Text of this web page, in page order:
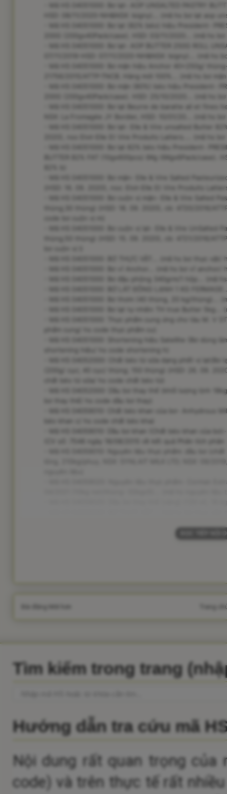
HSD: 08/11/2020-NH&NSX: Isigny)... (mã hs bơ lạt aop
- Mã HS 04051000: Bơ lạt (82% béo) hiệu President-
- Mã HS 04051000: Bơ lạt- AOP BUTTER 250G ROLL
07/11/2019-HSD: 07/11/2020-NH&NSX: Isigny)... (mã
- Mã HS 04051000: Bơ mặn hiệu Anchor 40x250g/
- Mã HS 04051000: Bơ mặn (80%) béo hiệu President-
- Mã HS 04051000: Bơ lạt Beurre de baratte ail et fines
- Mã HS 04051000: Bơ lạt- Elle & Vire unsalted Butter
- Mã HS 04051000: Bơ lạt 82% béo hiệu President-
BUTTER 82% FAT (10gx600pcs) 6Kg (6Kgx6Pack/
- Mã HS 04051000: Bơ mặn- Elle & Vire Salted
(HSD: 16. 09. 2020), nsx: Elvir-Elle Et Vire Produits
- Mã HS 04051000: Bơ cuộn vị mặn- Elle & Vire Salted
thùng;30 thùng) (HSD: 18. 09. 2020), cb: 4720/2016/
- Mã HS 04051000: Bơ cuộn vị lạt- Elle & Vire UnSalted
thùng;50 thùng) (HSD: 15. 09. 2020), cb: 4721/2016/
- Mã HS 04051000: BƠ THỰC VẬT... (mã hs bơ thực
- Mã HS 04051000: Bơ vĩ Anchor... (mã hs bơ vĩ anchor/
- Mã HS 04051000: Bơ đậu phộng 340grm/1 hộp... (mã
- Mã HS 04051000: BƠ LÁT ĐÔNG LẠNH 1 KG
- Mã HS 04051000: Bơ thơm (40 thùng, 20 kg/thùng)...
- Mã HS 04051000: Bơ lạt tự nhiên TH true Butter
- Mã HS 04051000: Shortening hiệu Satellite (Bơ dùng
- Mã HS 04052000: Chất béo từ sữa dạng phết vị lạt(Bơ
(200g/ cục; 40 cục/ thùng; 150 thùng) (HSD: 26. 09.
- Mã HS 04052000: Dầu bơ thay thế (khối lượng tịnh
- Mã HS 04059010: Chất béo khan của bơ- Anhydrous
ĐỌC TIẾP NỘI
Trang
Tìm kiếm trong trang
Hướng dẫn tra cứu mã
Nội dung rất quan trọng của
code) và trên thực tế rất